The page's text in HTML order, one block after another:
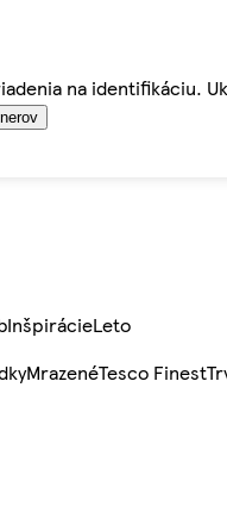
na identifikáciu.
InšpirácieLeto
MrazenéTesco Finest